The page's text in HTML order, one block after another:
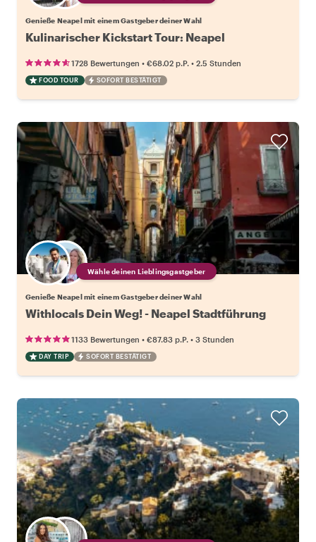
Genieße Neapel mit einem Gastgeber deiner Wahl
Kulinarischer Kickstart Tour: Neapel
1728 Bewertungen • €68.02 p.P. • 2.5 Stunden
FOOD TOUR SOFORT BESTÄTIGT
Wähle deinen Lieblingsgastgeber
Genieße Neapel mit einem Gastgeber deiner Wahl
Withlocals Dein Weg! - Neapel Stadtführung
1133 Bewertungen • €87.83 p.P. • 3 Stunden
DAY TRIP SOFORT BESTÄTIGT